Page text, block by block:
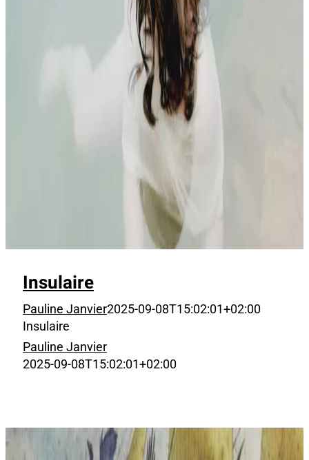
Insulaire
Pauline Janvier2025-09-08T15:02:01+02:00
Insulaire
Pauline Janvier
2025-09-08T15:02:01+02:00